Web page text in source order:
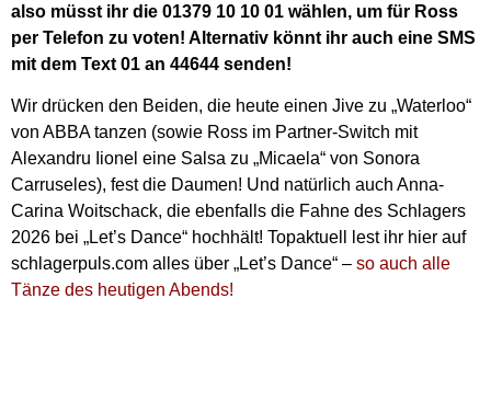
also müsst ihr die 01379 10 10 01 wählen, um für Ross
per Telefon zu voten! Alternativ könnt ihr auch eine SMS
mit dem Text 01 an 44644 senden!
Wir drücken den Beiden, die heute einen Jive zu „Waterloo“
von ABBA tanzen (sowie Ross im Partner-Switch mit
Alexandru Iionel eine Salsa zu „Micaela“ von Sonora
Carruseles), fest die Daumen! Und natürlich auch Anna-
Carina Woitschack, die ebenfalls die Fahne des Schlagers
2026 bei „Let’s Dance“ hochhält! Topaktuell lest ihr hier auf
schlagerpuls.com alles über „Let’s Dance“ – so auch alle
Tänze des heutigen Abends!